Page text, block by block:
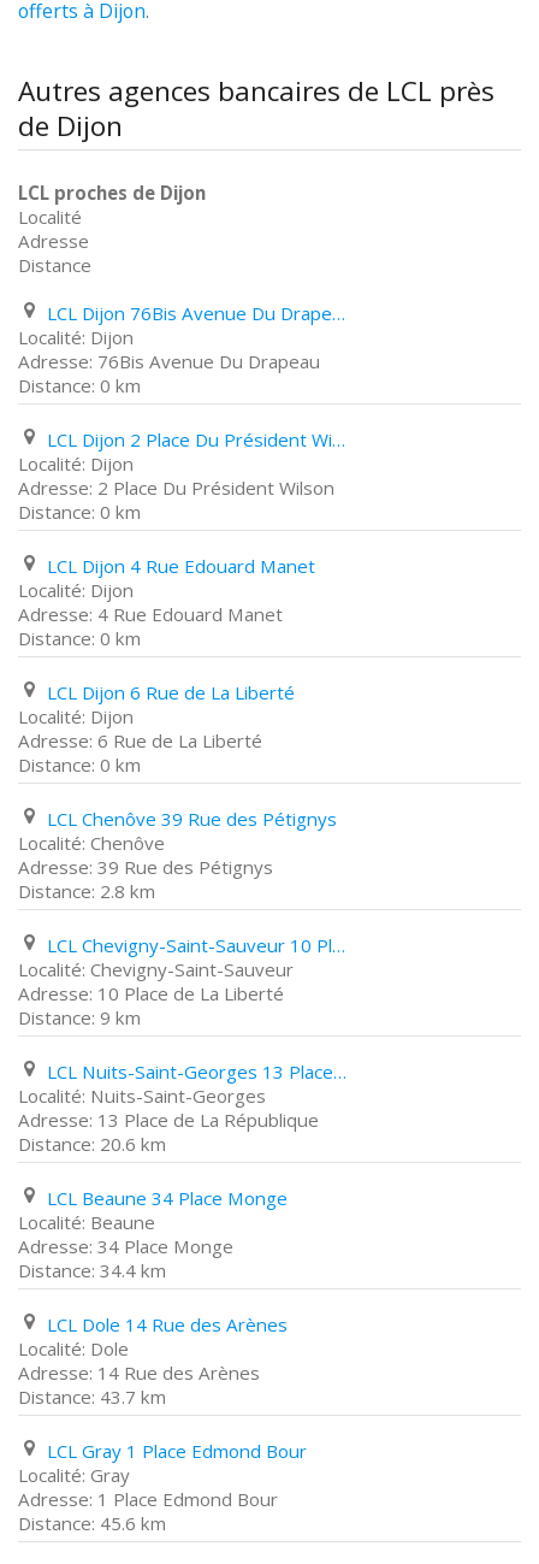
offerts à Dijon.
Autres agences bancaires de LCL près
de Dijon
LCL proches de Dijon
Localité
Adresse
Distance
LCL Dijon 76Bis Avenue Du Drapeau
Dijon
76Bis Avenue Du Drapeau
0 km
LCL Dijon 2 Place Du Président Wilson
Dijon
2 Place Du Président Wilson
0 km
LCL Dijon 4 Rue Edouard Manet
Dijon
4 Rue Edouard Manet
0 km
LCL Dijon 6 Rue de La Liberté
Dijon
6 Rue de La Liberté
0 km
LCL Chenôve 39 Rue des Pétignys
Chenôve
39 Rue des Pétignys
2.8 km
LCL Chevigny-Saint-Sauveur 10 Place de La Liberté
Chevigny-Saint-Sauveur
10 Place de La Liberté
9 km
LCL Nuits-Saint-Georges 13 Place de La République
Nuits-Saint-Georges
13 Place de La République
20.6 km
LCL Beaune 34 Place Monge
Beaune
34 Place Monge
34.4 km
LCL Dole 14 Rue des Arènes
Dole
14 Rue des Arènes
43.7 km
LCL Gray 1 Place Edmond Bour
Gray
1 Place Edmond Bour
45.6 km